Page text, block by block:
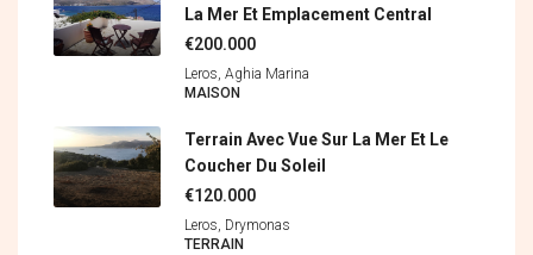
La Mer Et Emplacement Central
€200.000
Leros, Aghia Marina
MAISON
Terrain Avec Vue Sur La Mer Et Le
Coucher Du Soleil
€120.000
Leros, Drymonas
ΤERRAIN